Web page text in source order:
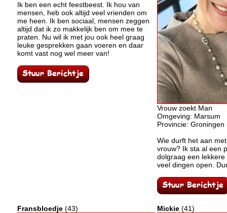
Ik ben een echt feestbeest. Ik hou van
mensen, heb ook altijd veel vrienden om
me heen. Ik ben sociaal, mensen zeggen
altijd dat ik zo makkelijk ben om mee te
praten. Nu wil ik met jou ook heel graag
leuke gesprekken gaan voeren en daar
komt vast nog wel meer van!
Vrouw zoekt Man
Omgeving: Marsum
Provincie: Groningen
Wie durft het aan
vrouw? Ik sta al een
dolgraag een
veel dingen open.
Fransbloedje (43) Mickie (41)